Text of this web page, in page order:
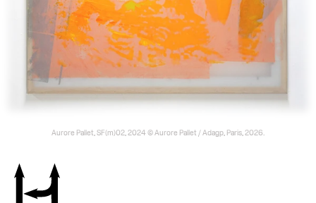
Aurore Pallet, SF(m)02, 2024 © Aurore Pallet / Adagp, Paris, 2026.